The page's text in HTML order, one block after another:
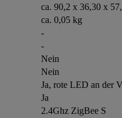
ca. 90,2 x 36,30 x
ca. 0,05 kg
-
-
Nein
Nein
Ja, rote LED an der
Ja
2.4Ghz ZigBee S